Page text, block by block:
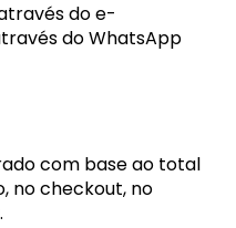
do e-
doWhatsApp
com base ao total
no checkout, no